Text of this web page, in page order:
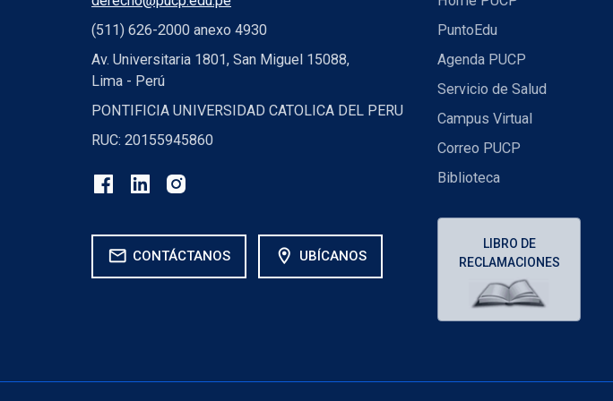
(511) 626-2000 anexo 4930
Av. Universitaria 1801, San Miguel 15088,
Lima - Perú
PONTIFICIA UNIVERSIDAD CATOLICA DEL PERU
RUC: 20155945860
mail CONTÁCTANOS location_on UBÍCANOS
PuntoEdu
Agenda PUCP
Servicio de Salud
Campus Virtual
Correo PUCP
Biblioteca
LIBRO DE
RECLAMACIONES